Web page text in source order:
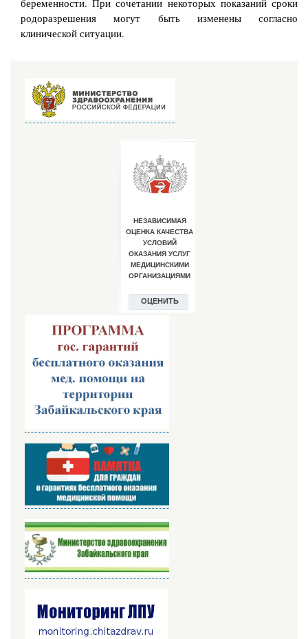
беременности. При сочетании некоторых показаний сроки
родоразрешения могут быть изменены согласно
клинической ситуации.